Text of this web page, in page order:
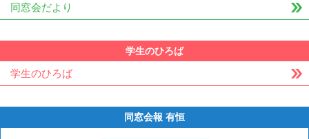
同窓会だより
学生のひろば
学生のひろば
同窓会報 有恒